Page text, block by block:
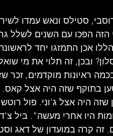
סטילס ונאש עמדו
הזה הפכו עם השנים לשלל
אכן התמזגו יחד
היה הסלון? ובכן, זה תלוי את
ראיונות מוקדמים, זכר
בתוקף שזה היה אצל
שזה היה אצל ג'וני. פול
היו אחרי מעשה". ביל
זה קרה במועדון של דאג